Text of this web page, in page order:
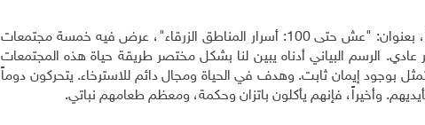
على غرار كتاب فونتانا، أصدر الكاتب دان بوتنر مسلسلاً وثائقياً، بعنوان: "عش حتى 100: أسرار المناطق الزرقاء"، عرض فيه خمسة مجتمعات
الرسم البياني أدناه يبين لنا بشكل مختصر طريقة حياة هذه المجتمعات
بوجود إيمان ثابت. وهدف في الحياة ومجال دائم للاسترخاء. يتحركون دوماً
وأخيراً، فإنهم يأكلون باتزان وحكمة، ومعظم طعامهم نباتي.